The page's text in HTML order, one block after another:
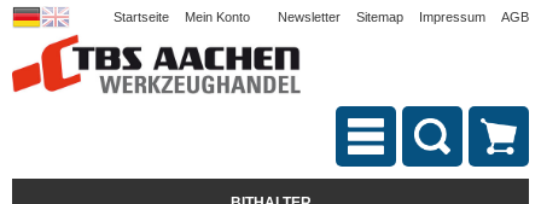
Startseite Mein Konto Newsletter Sitemap Impressum AGB